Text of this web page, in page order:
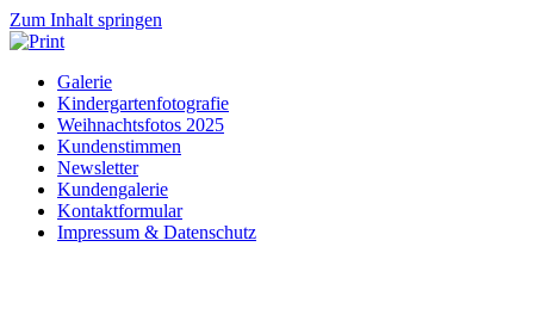
Zum Inhalt springen
Galerie
Kindergartenfotografie
Weihnachtsfotos 2025
Kundenstimmen
Newsletter
Kundengalerie
Kontaktformular
Impressum & Datenschutz